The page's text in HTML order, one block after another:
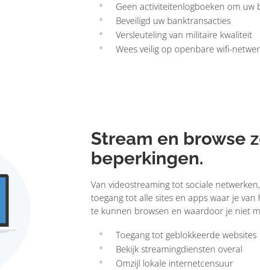
Geen activiteitenlogboeken om uw
Beveiligd uw banktransacties
Versleuteling van militaire kwaliteit
Wees veilig op openbare wifi-
Stream en browse
beperkingen.
Van videostreaming tot sociale netwerken,
toegang tot alle sites en apps waar je
te kunnen browsen en waardoor je niet
Toegang tot geblokkeerde websites
Bekijk streamingdiensten overal
Omzijl lokale internetcensuur